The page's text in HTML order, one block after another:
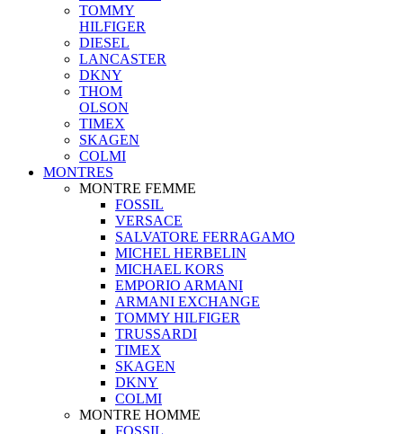
TOMMY
HILFIGER
DIESEL
LANCASTER
DKNY
THOM
OLSON
TIMEX
SKAGEN
COLMI
MONTRES
MONTRE FEMME
FOSSIL
VERSACE
SALVATORE FERRAGAMO
MICHEL HERBELIN
MICHAEL KORS
EMPORIO ARMANI
ARMANI EXCHANGE
TOMMY HILFIGER
TRUSSARDI
TIMEX
SKAGEN
DKNY
COLMI
MONTRE HOMME
FOSSIL